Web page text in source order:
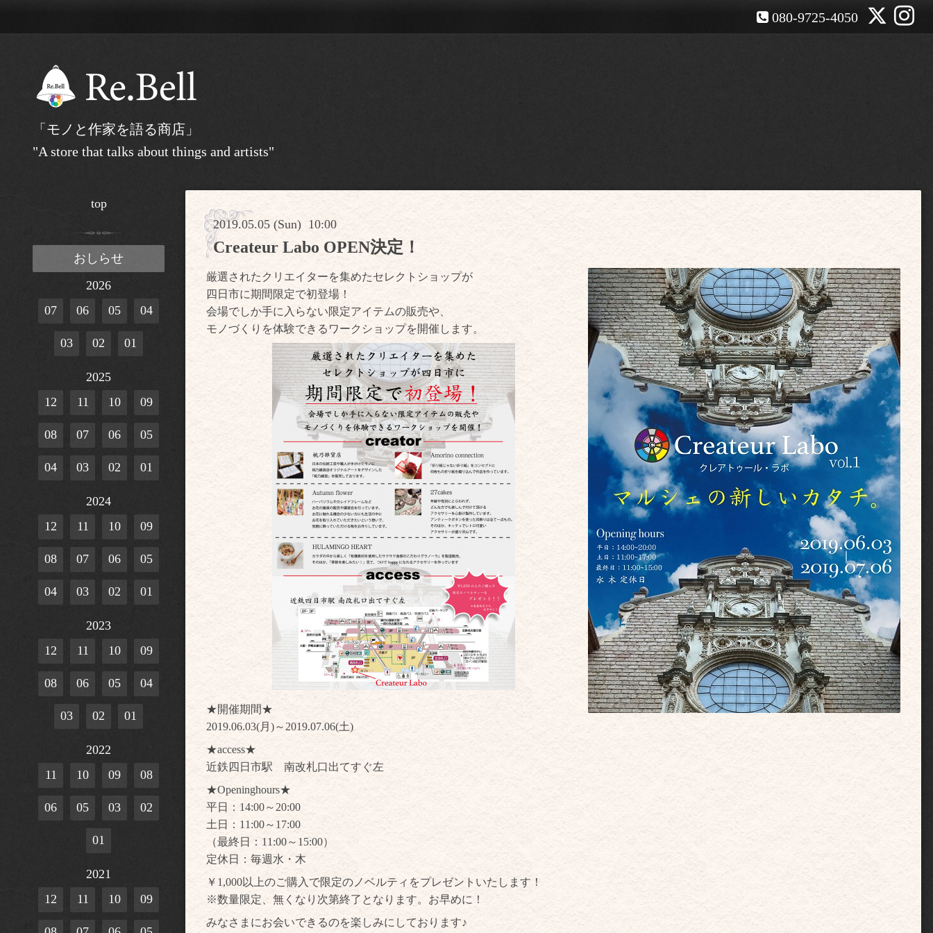
080-9725-4050
「モノと作家を語る商店」
"A store that talks about things and artists"
2019.05.05 (Sun) 10:00
Createur Labo OPEN決定！
厳選されたクリエイターを集めたセレクトショップが
四日市に期間限定で初登場！
会場でしか手に入らない限定アイテムの販売や、
モノづくりを体験できるワークショップを開催します。
★開催期間★
2019.06.03(月)～2019.07.06(土)
★access★
近鉄四日市駅 南改札口出てすぐ左
★Openinghours★
平日：14:00～20:00
土日：11:00～17:00
（最終日：11:00～15:00）
定休日：毎週水・木
￥1,000以上のご購入で限定のノベルティをプレゼントいたします！
※数量限定、無くなり次第終了となります。お早めに！
みなさまにお会いできるのを楽しみにしております♪
top
おしらせ
2026
07
06 05 04
03 02 01
2025
12
11 10 09
08 07 06 05
04 03 02 01
2024
12
11 10 09
08 07 06 05
04 03 02 01
2023
12
11 10 09
08 06 05 04
03 02 01
2022
11
10 09 08
06 05 03 02
01
2021
12
11 10 09